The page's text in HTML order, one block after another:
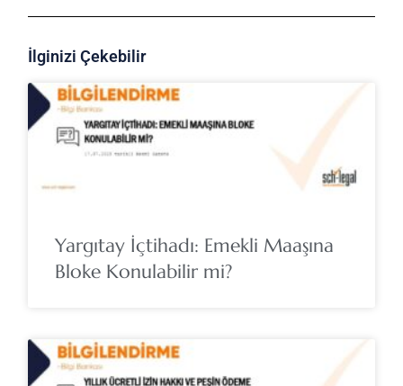
İlginizi Çekebilir
Yargıtay İçtihadı: Emekli Maaşına
Bloke Konulabilir mi?